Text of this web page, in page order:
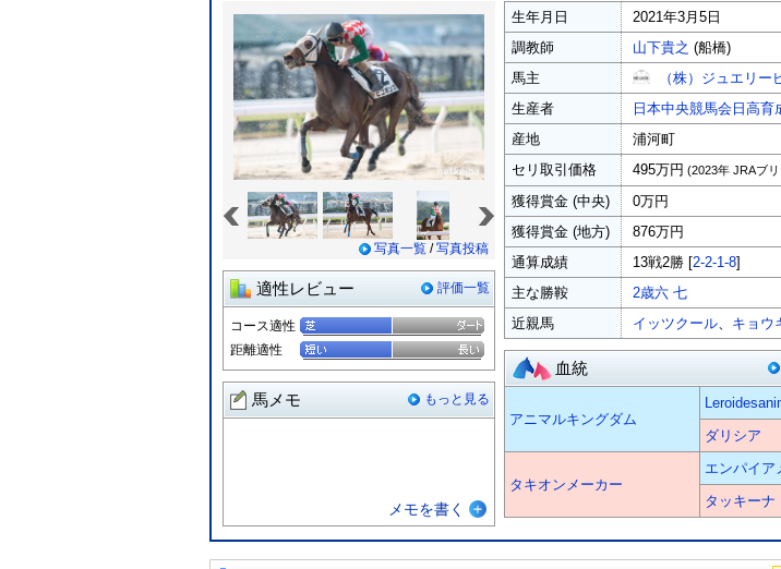
写真一覧 /写真投稿
適性レビュー 評価一覧
コース適性
距離適性
馬メモ もっと見る
メモを書く
生年月日
2021年3月5日
調教師
山下貴之 (船橋)
馬主
（株）ジュエリー
生産者
日本中央競馬会日高育
産地
浦河町
セリ取引価格
495万円 (2023年 JRAブ
獲得賞金 (中央)
0万円
獲得賞金 (地方)
876万円
通算成績
13戦2勝 [2-2-1-8]
主な勝鞍
2歳六 七
近親馬
イッツクール、 キョウ
血統
アニマルキングダム
ダリシア
タキオンメーカー
エンパイア
タッキーナ